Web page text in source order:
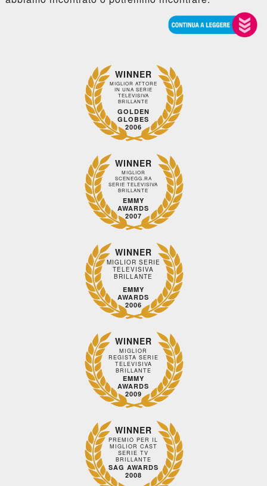
WINNER
MIGLIOR ATTORE
IN UNA SERIE
TELEVISIVA
BRILLANTE
GOLDEN
GLOBES
2006
WINNER
MIGLIOR
SCENEGG.RA
SERIE TELEVISIVA
BRILLANTE
EMMY
AWARDS
2007
WINNER
MIGLIOR SERIE
TELEVISIVA
BRILLANTE
EMMY
AWARDS
2006
WINNER
MIGLIOR
REGISTA SERIE
TELEVISIVA
BRILLANTE
EMMY
AWARDS
2009
WINNER
PREMIO PER IL
MIGLIOR CAST
SERIE TV
BRILLANTE
SAG AWARDS
2008